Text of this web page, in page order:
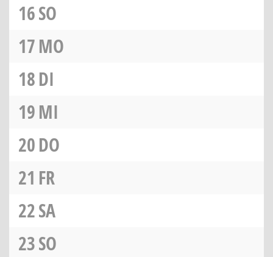
16SO
17MO
18DI
19MI
20DO
21 FR
22SA
23SO